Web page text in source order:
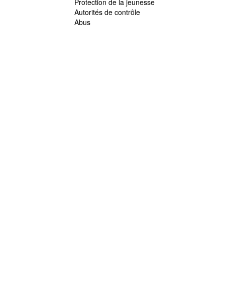
Protection de la jeunesse
Autorités de contrôle
Abus